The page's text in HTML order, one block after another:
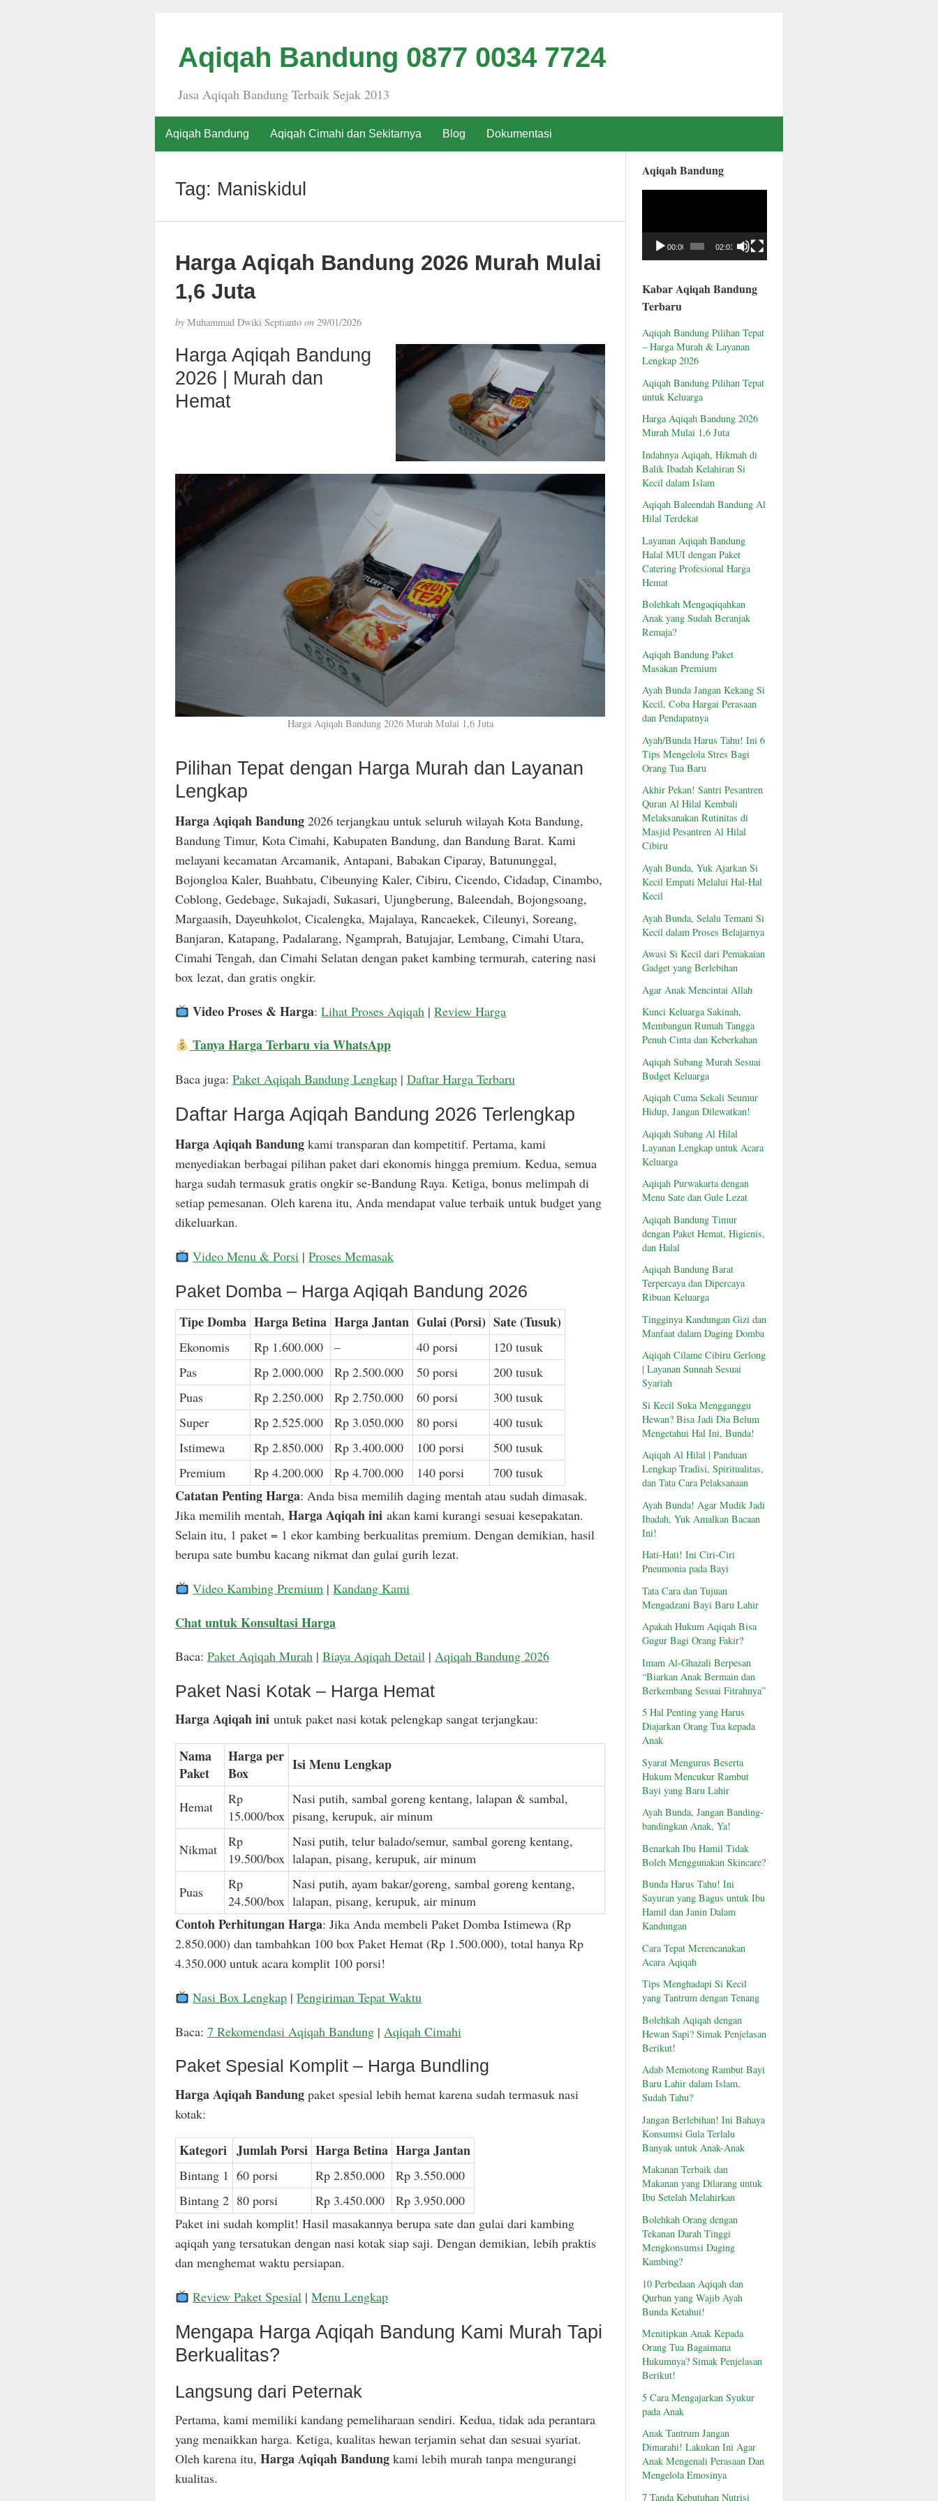
Aqiqah Bandung 0877 0034 7724
Jasa Aqiqah Bandung Terbaik Sejak 2013
Aqiqah Bandung Aqiqah Cimahi dan Sekitarnya Blog Dokumentasi
Tag: Maniskidul
Harga Aqiqah Bandung 2026 Murah Mulai
1,6 Juta
byMuhammad Dwiki Septianto on29/01/2026
Harga Aqiqah Bandung
2026 | Murah dan
Hemat
Harga Aqiqah Bandung 2026 Murah Mulai 1,6 Juta
Pilihan Tepat dengan Harga Murah dan Layanan
Lengkap
Harga Aqiqah Bandung2026 terjangkau untuk seluruh wilayah Kota Bandung,
Bandung Timur, Kota Cimahi, Kabupaten Bandung, dan Bandung Barat. Kami
melayani kecamatan Arcamanik, Antapani, Babakan Ciparay, Batununggal,
Bojongloa Kaler, Buahbatu, Cibeunying Kaler, Cibiru, Cicendo, Cidadap, Cinambo,
Coblong, Gedebage, Sukajadi, Sukasari, Ujungberung, Baleendah, Bojongsoang,
Margaasih, Dayeuhkolot, Cicalengka, Majalaya, Rancaekek, Cileunyi, Soreang,
Banjaran, Katapang, Padalarang, Ngamprah, Batujajar, Lembang, Cimahi Utara,
Cimahi Tengah, dan Cimahi Selatan dengan paket kambing termurah, catering nasi
box lezat, dan gratis ongkir.
Video Proses & Harga:Lihat Proses Aqiqah |Review Harga
Tanya Harga Terbaru via WhatsApp
Baca juga: Paket Aqiqah Bandung Lengkap| Daftar Harga Terbaru
Daftar Harga Aqiqah Bandung 2026 Terlengkap
Harga Aqiqah Bandungkami transparan dan kompetitif. Pertama, kami
menyediakan berbagai pilihan paket dari ekonomis hingga premium. Kedua, semua
harga sudah termasuk gratis ongkir se-Bandung Raya. Ketiga, bonus melimpah di
setiap pemesanan. Oleh karena itu, Anda mendapat value terbaik untuk budget yang
dikeluarkan.
Video Menu & Porsi |Proses Memasak
Paket Domba – Harga Aqiqah Bandung 2026
Tipe Domba Harga Betina Harga Jantan Gulai (Porsi) Sate (Tusuk)
Ekonomis Rp 1.600.000 – 40 porsi
120 tusuk
Pas
Rp 2.000.000 Rp 2.500.000 50 porsi
200 tusuk
Puas
Rp 2.250.000 Rp 2.750.000 60 porsi
300 tusuk
Super
Rp 2.525.000 Rp 3.050.000 80 porsi
400 tusuk
Istimewa
Rp 2.850.000 Rp 3.400.000 100 porsi
500 tusuk
Premium
Rp 4.200.000 Rp 4.700.000 140 porsi 700 tusuk
Catatan Penting Harga: Anda bisa memilih daging mentah atau sudah dimasak.
Jika memilih mentah, Harga Aqiqah iniakan kami kurangi sesuai kesepakatan.
Selain itu, 1 paket = 1 ekor kambing berkualitas premium. Dengan demikian, hasil
berupa sate bumbu kacang nikmat dan gulai gurih lezat.
Video Kambing Premium |Kandang Kami
Chat untuk Konsultasi Harga
Baca: Paket Aqiqah Murah| Biaya Aqiqah Detail| Aqiqah Bandung 2026
Paket Nasi Kotak – Harga Hemat
Harga Aqiqah iniuntuk paket nasi kotak pelengkap sangat terjangkau:
Nama
Paket
Harga per
Box
Isi Menu Lengkap
Hemat
Rp
15.000/box
Nasi putih, sambal goreng kentang, lalapan & sambal,
pisang, kerupuk, air minum
Nikmat
Rp
19.500/box
Nasi putih, telur balado/semur, sambal goreng kentang,
lalapan, pisang, kerupuk, air minum
Puas
Rp
24.500/box
Nasi putih, ayam bakar/goreng, sambal goreng kentang,
lalapan, pisang, kerupuk, air minum
Contoh Perhitungan Harga: Jika Anda membeli Paket Domba Istimewa (Rp
2.850.000) dan tambahkan 100 box Paket Hemat (Rp 1.500.000), total hanya Rp
4.350.000 untuk acara komplit 100 porsi!
Nasi Box Lengkap |Pengiriman Tepat Waktu
Baca: 7 Rekomendasi Aqiqah Bandung| Aqiqah Cimahi
Paket Spesial Komplit – Harga Bundling
Harga Aqiqah Bandungpaket spesial lebih hemat karena sudah termasuk nasi
kotak:
Kategori Jumlah Porsi Harga Betina Harga Jantan
Bintang 1 60 porsi Rp 2.850.000
Rp 3.550.000
Bintang 2 80 porsi Rp 3.450.000
Rp 3.950.000
Paket ini sudah komplit! Hasil masakannya berupa sate dan gulai dari kambing
aqiqah yang tersatukan dengan nasi kotak siap saji. Dengan demikian, lebih praktis
dan menghemat waktu persiapan.
Review Paket Spesial |Menu Lengkap
Mengapa Harga Aqiqah Bandung Kami Murah Tapi
Berkualitas?
Langsung dari Peternak
Pertama, kami memiliki kandang pemeliharaan sendiri. Kedua, tidak ada perantara
yang menaikkan harga. Ketiga, kualitas hewan terjamin sehat dan sesuai syariat.
Oleh karena itu, Harga Aqiqah Bandungkami lebih murah tanpa mengurangi
kualitas.
Aqiqah Bandung
00:00 02:01
Kabar Aqiqah Bandung
Terbaru
Aqiqah Bandung Pilihan Tepat
– Harga Murah & Layanan
Lengkap 2026
Aqiqah Bandung Pilihan Tepat
untuk Keluarga
Harga Aqiqah Bandung 2026
Murah Mulai 1,6 Juta
Indahnya Aqiqah, Hikmah di
Balik Ibadah Kelahiran Si
Kecil dalam Islam
Aqiqah Baleendah Bandung Al
Hilal Terdekat
Layanan Aqiqah Bandung
Halal MUI dengan Paket
Catering Profesional Harga
Hemat
Bolehkah Mengaqiqahkan
Anak yang Sudah Beranjak
Remaja?
Aqiqah Bandung Paket
Masakan Premium
Ayah Bunda Jangan Kekang Si
Kecil, Coba Hargai Perasaan
dan Pendapatnya
Ayah/Bunda Harus Tahu! Ini 6
Tips Mengelola Stres Bagi
Orang Tua Baru
Akhir Pekan! Santri Pesantren
Quran Al Hilal Kembali
Melaksanakan Rutinitas di
Masjid Pesantren Al Hilal
Cibiru
Ayah Bunda, Yuk Ajarkan Si
Kecil Empati Melalui Hal-Hal
Kecil
Ayah Bunda, Selalu Temani Si
Kecil dalam Proses Belajarnya
Awasi Si Kecil dari Pemakaian
Gadget yang Berlebihan
Agar Anak Mencintai Allah
Kunci Keluarga Sakinah,
Membangun Rumah Tangga
Penuh Cinta dan Keberkahan
Aqiqah Subang Murah Sesuai
Budget Keluarga
Aqiqah Cuma Sekali Seumur
Hidup, Jangan Dilewatkan!
Aqiqah Subang Al Hilal
Layanan Lengkap untuk Acara
Keluarga
Aqiqah Purwakarta dengan
Menu Sate dan Gule Lezat
Aqiqah Bandung Timur
dengan Paket Hemat, Higienis,
dan Halal
Aqiqah Bandung Barat
Terpercaya dan Dipercaya
Ribuan Keluarga
Tingginya Kandungan Gizi dan
Manfaat dalam Daging Domba
Aqiqah Cilame Cibiru Gerlong
| Layanan Sunnah Sesuai
Syariah
Si Kecil Suka Mengganggu
Hewan? Bisa Jadi Dia Belum
Mengetahui Hal Ini, Bunda!
Aqiqah Al Hilal | Panduan
Lengkap Tradisi, Spiritualitas,
dan Tata Cara Pelaksanaan
Ayah Bunda! Agar Mudik Jadi
Ibadah, Yuk Amalkan Bacaan
Ini!
Hati-Hati! Ini Ciri-Ciri
Pneumonia pada Bayi
Tata Cara dan Tujuan
Mengadzani Bayi Baru Lahir
Apakah Hukum Aqiqah Bisa
Gugur Bagi Orang Fakir?
Imam Al-Ghazali Berpesan
“Biarkan Anak Bermain dan
Berkembang Sesuai Fitrahnya”
5 Hal Penting yang Harus
Diajarkan Orang Tua kepada
Anak
Syarat Mengurus Beserta
Hukum Mencukur Rambut
Bayi yang Baru Lahir
Ayah Bunda, Jangan Banding-
bandingkan Anak, Ya!
Benarkah Ibu Hamil Tidak
Boleh Menggunakan Skincare?
Bunda Harus Tahu! Ini
Sayuran yang Bagus untuk Ibu
Hamil dan Janin Dalam
Kandungan
Cara Tepat Merencanakan
Acara Aqiqah
Tips Menghadapi Si Kecil
yang Tantrum dengan Tenang
Bolehkah Aqiqah dengan
Hewan Sapi? Simak Penjelasan
Berikut!
Adab Memotong Rambut Bayi
Baru Lahir dalam Islam,
Sudah Tahu?
Jangan Berlebihan! Ini Bahaya
Konsumsi Gula Terlalu
Banyak untuk Anak-Anak
Makanan Terbaik dan
Makanan yang Dilarang untuk
Ibu Setelah Melahirkan
Bolehkah Orang dengan
Tekanan Darah Tinggi
Mengkonsumsi Daging
Kambing?
10 Perbedaan Aqiqah dan
Qurban yang Wajib Ayah
Bunda Ketahui!
Menitipkan Anak Kepada
Orang Tua Bagaimana
Hukumnya? Simak Penjelasan
Berikut!
5 Cara Mengajarkan Syukur
pada Anak
Anak Tantrum Jangan
Dimarahi! Lakukan Ini Agar
Anak Mengenali Perasaan Dan
Mengelola Emosinya
7 Tanda Kebutuhan Nutrisi